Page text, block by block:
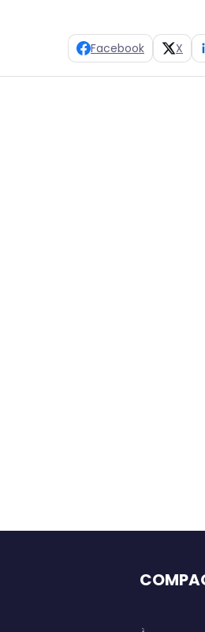
Facebook X